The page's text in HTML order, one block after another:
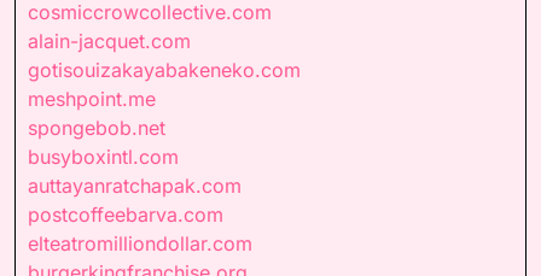
cosmiccrowcollective.com
alain-jacquet.com
gotisouizakayabakeneko.com
meshpoint.me
spongebob.net
busyboxintl.com
auttayanratchapak.com
postcoffeebarva.com
elteatromilliondollar.com